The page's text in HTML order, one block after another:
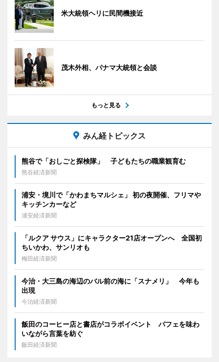
米大統領ヘリに民間機接近
茂木外相、パナマ大統領と会談
もっと見る
みん経トピックス
熊谷で「おしごと探検隊」 子どもたちの職業観育む
熊谷経済新聞
浦安・境川で「かわまちマルシェ」 初の夜開催、フリマや
キッチンカーなど
浦安経済新聞
「ルクア サウス」にキャラクター21店オープンへ 全国初
ちいかわ、サンリオも
梅田経済新聞
今治・大三島の海辺のバル前の海に「スナメリ」 今年も
出現
今治経済新聞
飯田のコーヒー店と書店がコラボイベント パフェを味わ
いながら言葉を紡ぐ
飯田経済新聞